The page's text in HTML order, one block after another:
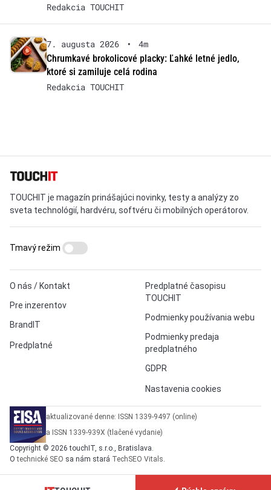
Redakcia TOUCHIT
7. augusta 2026 •
4m
Chrumkavé brokolicové placky: Ľahké letné jedlo,
ktoré si zamiluje celá rodina
Redakcia TOUCHIT
TOUCHIT je magazín prinášajúci novinky, testy a analýzy zo
sveta technológií, hardvéru, softvéru či mobilných operátorov.
O nás / Kontakt
Pre inzerentov
BrandIT
Predplatné
Predplatné časopisu
TOUCHIT
Podmienky používania webu
Podmienky predaja
predplatného
GDPR
Nastavenia cookies
Tmavý režim
aktualizované denne: ISSN 1339-9497 (online)
a ISSN 1339-939X (tlačené vydanie)
Copyright © 2026 touchIT, s.r.o., Bratislava.
Otechnické SEO sa nám stará TechSEO Vitals